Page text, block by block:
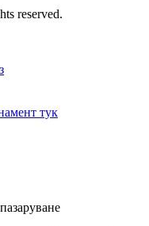
reserved.
тук